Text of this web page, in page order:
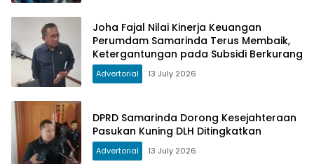
Joha Fajal Nilai Kinerja Keuangan
Perumdam Samarinda Terus Membaik,
Ketergantungan pada Subsidi Berkurang
Advertorial 13 July 2026
DPRD Samarinda Dorong Kesejahteraan
Pasukan Kuning DLH Ditingkatkan
Advertorial 13 July 2026